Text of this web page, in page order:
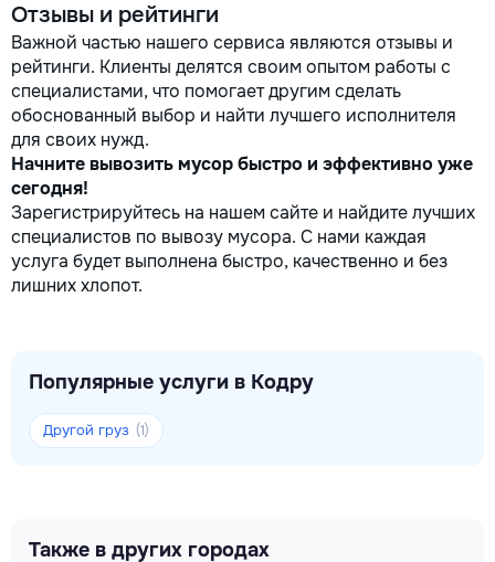
Отзывы и рейтинги
Важной частью нашего сервиса являются отзывы и
рейтинги. Клиенты делятся своим опытом работы с
специалистами, что помогает другим сделать
обоснованный выбор и найти лучшего исполнителя
для своих нужд.
Начните вывозить мусор быстро и эффективно уже
сегодня!
Зарегистрируйтесь на нашем сайте и найдите лучших
специалистов по вывозу мусора. С нами каждая
услуга будет выполнена быстро, качественно и без
лишних хлопот.
Популярные услуги в Кодру
Другой груз (1)
Также в других городах